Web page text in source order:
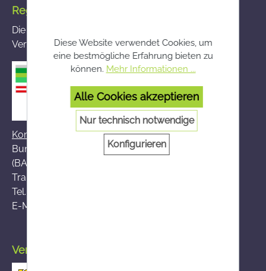
Registrierte Versandapotheke
Die von Ihnen aufgerufene Versandapotheke ist im
Versandapothekenregister des BASG registriert
Kontakt zum BASG
Bundesamt für Sicherheit im Gesundheitswesen
(BASG), AGES-Medizinmarktaufsicht (AGES MEA)
Traisengasse 5, A-1200 Wien
Tel.:
E-Mail:
Versand durch die österreichische Post
Diese Website verwendet Cookies, um
eine bestmögliche Erfahrung bieten zu
können. Mehr Informationen ...
Alle Cookies akzeptieren
Nur technisch notwendige
Konfigurieren